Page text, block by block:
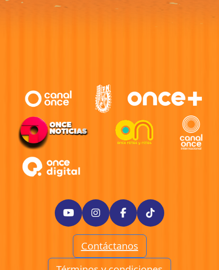
Contáctanos